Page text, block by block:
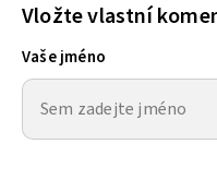
Vložte vlastní
Vaše jméno